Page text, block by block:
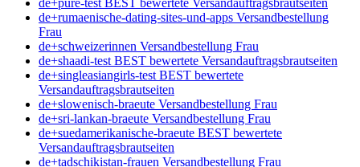
de+pure-test BEST bewertete Versandauftragsbrautseiten
de+rumaenische-dating-sites-und-apps Versandbestellung
Frau
de+schweizerinnen Versandbestellung Frau
de+shaadi-test BEST bewertete Versandauftragsbrautseiten
de+singleasiangirls-test BEST bewertete
Versandauftragsbrautseiten
de+slowenisch-braeute Versandbestellung Frau
de+sri-lankan-braeute Versandbestellung Frau
de+suedamerikanische-braeute BEST bewertete
Versandauftragsbrautseiten
de+tadschikistan-frauen Versandbestellung Frau